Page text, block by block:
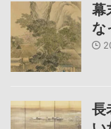
幕
な
長